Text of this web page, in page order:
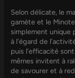
Selon délicate, le
gamète et le
simplement unique
à l’égard de
puis l’efficacité
mêmes invitent à
de savourer et à